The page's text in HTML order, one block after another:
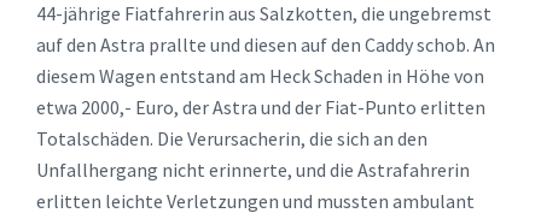
44-jährige Fiatfahrerin aus Salzkotten, die ungebremst
auf den Astra prallte und diesen auf den Caddy schob. An
diesem Wagen entstand am Heck Schaden in Höhe von
etwa 2000,- Euro, der Astra und der Fiat-Punto erlitten
Totalschäden. Die Verursacherin, die sich an den
Unfallhergang nicht erinnerte, und die Astrafahrerin
erlitten leichte Verletzungen und mussten ambulant